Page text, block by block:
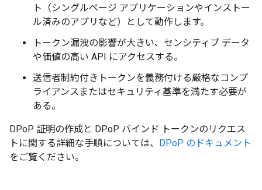
ト（シングルページ アプリケーションやインストー
ル済みのアプリなど）として動作します。
トークン漏洩の影響が大きい、センシティブ データ
や価値の高い API にアクセスする。
送信者制約付きトークンを義務付ける厳格なコンプ
ライアンスまたはセキュリティ基準を満たす必要が
ある。
DPoP 証明の作成と DPoP バインド トークンのリクエス
トに関する詳細な手順については、 DPoP のドキュメント
をご覧ください。